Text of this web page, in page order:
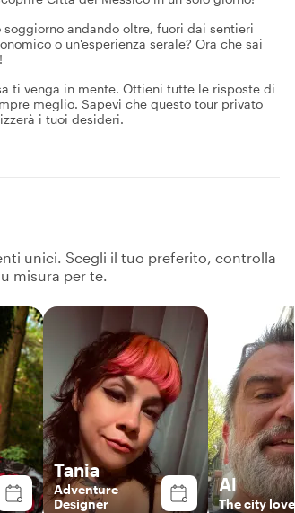
andando oltre, fuori dai sentieri
o un'esperienza serale? Ora che sai
ti venga in mente. Ottieni tutte le risposte di
meglio. Sapevi che questo tour privato
i tuoi desideri.
unici. Scegli il tuo preferito, controlla
misura per te.
Tania
Adventure
Designer
Al
The city lover